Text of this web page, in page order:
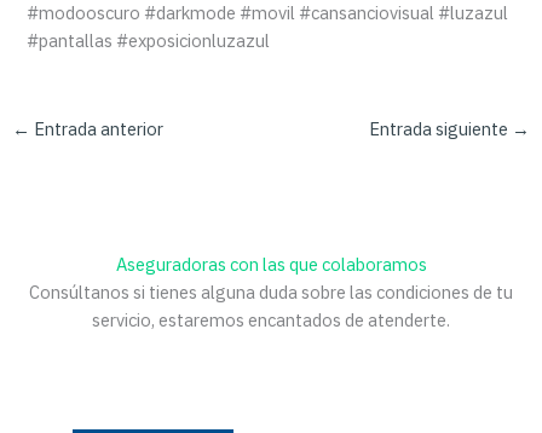
#modooscuro #darkmode #movil #cansanciovisual #luzazul
#pantallas #exposicionluzazul
← Entrada anterior Entrada siguiente →
Aseguradoras con las que colaboramos
Consúltanos si tienes alguna duda sobre las condiciones de tu
servicio, estaremos encantados de atenderte.